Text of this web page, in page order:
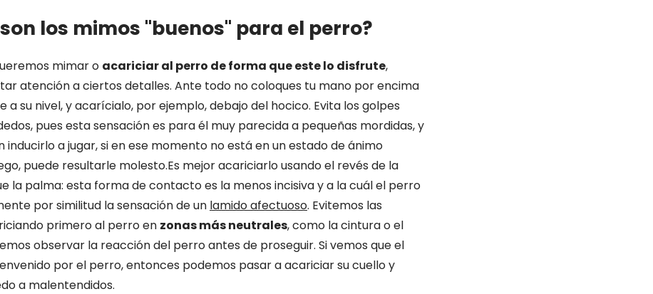
los mimos "buenos" para el perro?
mimar o acariciar al perro de forma que este lo disfrute,
atención a ciertos detalles. Ante todo no coloques tu mano por encima
a su nivel, y acarícialo, por ejemplo, debajo del hocico. Evita los golpes
pues esta sensación es para él muy parecida a pequeñas mordidas, y
inducirlo a jugar, si en ese momento no está en un estado de ánimo
puede resultarle molesto.Es mejor acariciarlo usando el revés de la
la palma: esta forma de contacto es la menos incisiva y a la cuál el perro
por similitud la sensación de un lamido afectuoso. Evitemos las
primero al perro en zonas más neutrales, como la cintura o el
observar la reacción del perro antes de proseguir. Si vemos que el
por el perro, entonces podemos pasar a acariciar su cuello y
a malentendidos.